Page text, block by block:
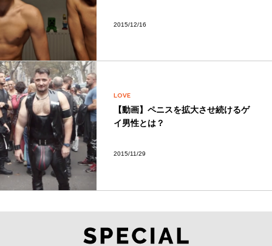
2015/12/16
LOVE
【動画】ペニスを拡大させ続けるゲ
イ男性とは？
2015/11/29